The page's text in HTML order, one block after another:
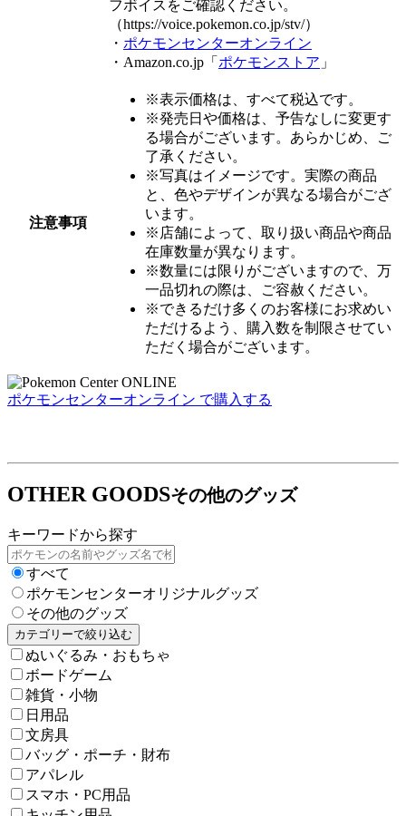
フボイスをご確認ください。
（https://voice.pokemon.co.jp/stv/）
・ ポケモンセンターオンライン
・Amazon.co.jp「 ポケモンストア 」
注意事項
※表示価格は、すべて税込です。
※発売日や価格は、予告なしに変更す
る場合がございます。あらかじめ、ご
了承ください。
※写真はイメージです。実際の商品
と、色やデザインが異なる場合がござ
います。
※店舗によって、取り扱い商品や商品
在庫数量が異なります。
※数量には限りがございますので、万
一品切れの際は、ご容赦ください。
※できるだけ多くのお客様にお求めい
ただけるよう、購入数を制限させてい
ただく場合がございます。
ポケモンセンターオンライン で購入する
OTHER GOODSその他のグッズ
キーワードから探す
すべて
ポケモンセンターオリジナルグッズ
その他のグッズ
カテゴリーで絞り込む
ぬいぐるみ・おもちゃ
ボードゲーム
雑貨・小物
日用品
文房具
バッグ・ポーチ・財布
アパレル
スマホ・PC用品